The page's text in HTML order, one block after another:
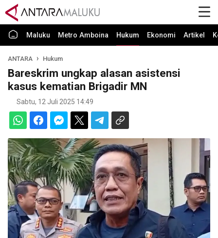
Maluku Metro Amboina Hukum Ekonomi Artikel
ANTARA Hukum
Bareskrim ungkap alasan asistensi
kasus kematian Brigadir MN
Sabtu, 12 Juli 2025 14:49